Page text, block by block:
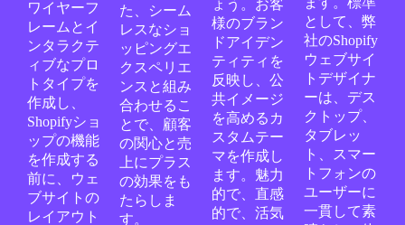
ワイヤーフ
レームとイ
ンタラクテ
ィブなプロ
トタイプを
作成し、
Shopifyショ
ップの機能
を作成する
前に、ウェ
ブサイトの
レイアウト
た、シーム
レスなショ
ッピングエ
クスペリエ
ンスと組み
合わせるこ
とで、顧客
の関心と売
上にプラス
の効果をも
たらしま
す。
ょう。お客
様のブラン
ドアイデン
ティティを
反映し、公
共イメージ
を高めるカ
スタムテー
マを作成し
ます。魅力
的で、直感
的で、活気
として、弊
社のShopify
ウェブサイ
トデザイナ
ーは、デス
クトップ、
タブレッ
ト、スマー
トフォンの
ユーザーに
一貫して素